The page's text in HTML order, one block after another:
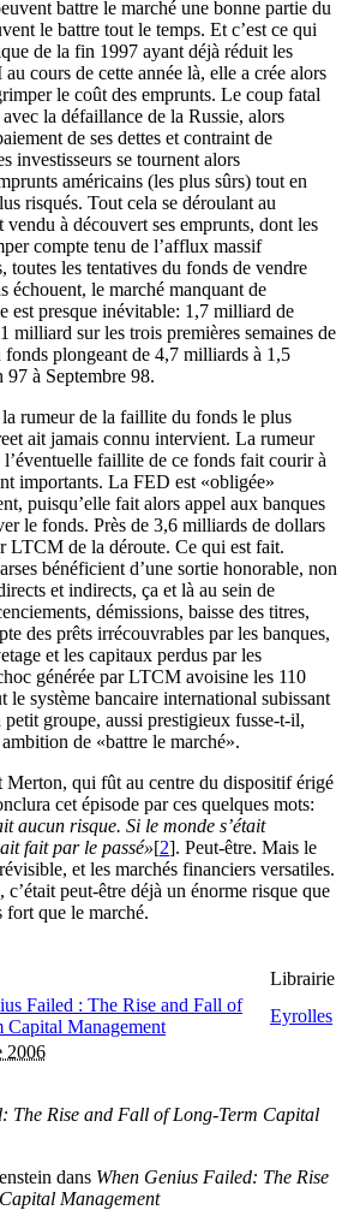
battre le marché une bonne partie du
le battre tout le temps. Et c’est ce qui
de la fin 1997 ayant déjà réduit les
cours de cette année là, elle a crée alors
le coût des emprunts. Le coup fatal
la défaillance de la Russie, alors
de ses dettes et contraint de
investisseurs se tournent alors
américains (les plus sûrs) tout en
risqués. Tout cela se déroulant au
à découvert ses emprunts, dont les
compte tenu de l’afflux massif
toutes les tentatives du fonds de vendre
échouent, le marché manquant de
est presque inévitable: 1,7 milliard de
milliard sur les trois premières semaines de
fonds plongeant de 4,7 milliards à 1,5
à Septembre 98.
rumeur de la faillite du fonds le plus
ait jamais connu intervient. La rumeur
faillite de ce fonds fait courir à
importants. La FED est «obligée»
puisqu’elle fait alors appel aux banques
le fonds. Près de 3,6 milliards de dollars
LTCM de la déroute. Ce qui est fait.
bénéficient d’une sortie honorable, non
et indirects, ça et là au sein de
démissions, baisse des titres,
des prêts irrécouvrables par les banques,
et les capitaux perdus par les
générée par LTCM avoisine les 110
système bancaire international subissant
groupe, aussi prestigieux fusse-t-il,
de «battre le marché».
qui fût au centre du dispositif érigé
cet épisode par ces quelques mots:
aucun risque. Si le monde s’était
fait par le passé»[2]. Peut-être. Mais le
et les marchés financiers versatiles.
peut-être déjà un énorme risque que
fort que le marché.
Librairie
Failed : The Rise and Fall of
Capital Management
Eyrolles
2006
The Rise and Fall of Long-Term Capital
dans When Genius Failed: The Rise
Management